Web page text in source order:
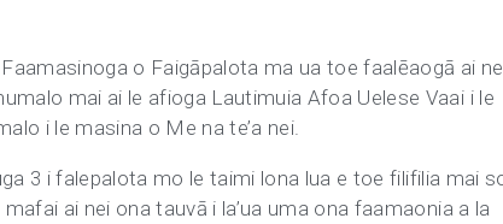
o Faigāpalota ma ua toe faalēaogā ai
mai ai le afioga Lautimuia Afoa Uelese Vaai i le
i le masina o Me na te’a nei.
3 i falepalota mo le taimi lona lua e toe filifilia mai
ai nei ona tauvā i la’ua uma ona faamaonia a la